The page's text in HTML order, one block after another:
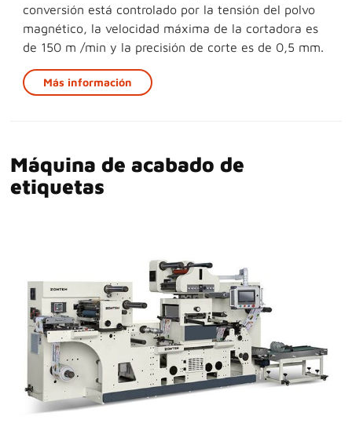
conversión está controlado por la tensión del polvo
magnético, la velocidad máxima de la cortadora es
de 150 m /min y la precisión de corte es de 0,5 mm.
Más información
Máquina de acabado de
etiquetas